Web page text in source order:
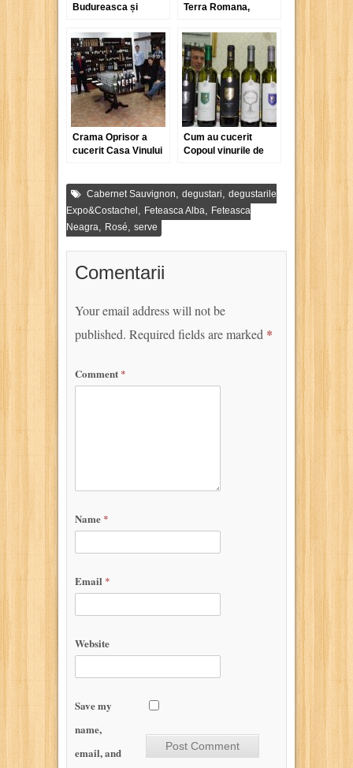
Budureasca și
Dealul Copoului
Terra Romana,
Revue du Vin de
France
Crama Oprisor a
cucerit Casa Vinului
Cum au cucerit
Copoul vinurile de
Cabernet Sauvignon, degustari, degustarile
Expo&Costachel , Feteasca Alba, Feteasca
Neagra, Rosé, serve
Comentarii
Your email address will not be
published. Required fields are marked *
Comment *
Name *
Email *
Website
Save my
name,
email, and